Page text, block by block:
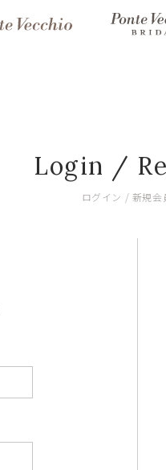
Login /
ログイン / 新規会